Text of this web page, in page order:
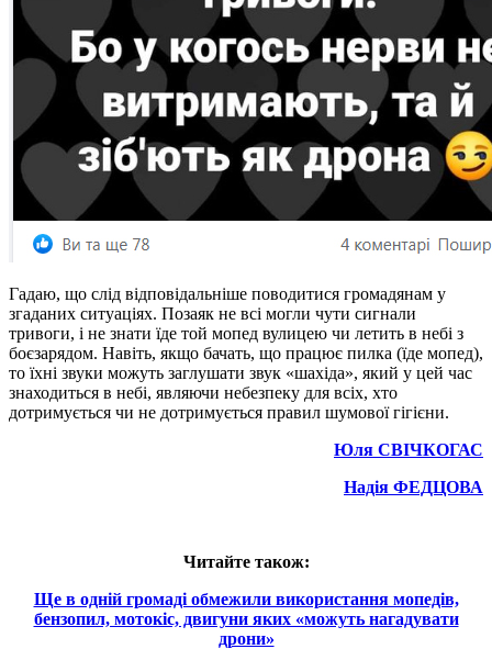
Гадаю, що слід відповідальніше поводитися громадянам у
згаданих ситуаціях. Позаяк не всі могли чути сигнали
тривоги, і не знати їде той мопед вулицею чи летить в небі з
боєзарядом. Навіть, якщо бачать, що працює пилка (їде мопед),
то їхні звуки можуть заглушати звук «шахіда», який у цей час
знаходиться в небі, являючи небезпеку для всіх, хто
дотримується чи не дотримується правил шумової гігієни.
Юля СВІЧКОГАС
Надія ФЕДЦОВА
Читайте також:
Ще в одній громаді обмежили використання мопедів,
бензопил, мотокіс, двигуни яких «можуть нагадувати
дрони»